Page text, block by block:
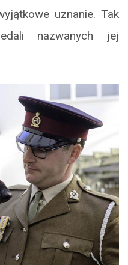
uznanie. Tak
nazwanych jej